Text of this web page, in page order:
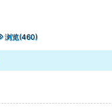
浏览(460)